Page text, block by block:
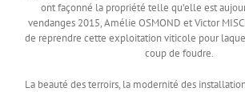
ont façonné la propriété telle qu’elle est
vendanges 2015, Amélie OSMOND et Victor
de reprendre cette exploitation viticole pour
coup de foudre.
La beauté des terroirs, la modernité des